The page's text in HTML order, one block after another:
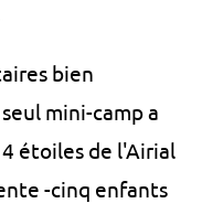
bien
mini-camp a
étoiles de l'Airial
-cinq enfants